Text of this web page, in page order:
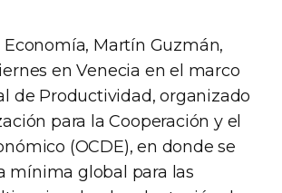
Martín Guzmán,
en Venecia en el marco
de Productividad, organizado
para la Cooperación y el
(OCDE), en donde se
mínima global para las